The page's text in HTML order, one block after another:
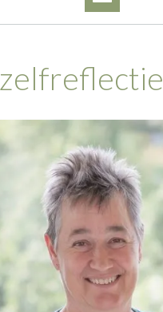
zelfreflectie